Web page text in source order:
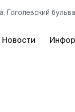
Гоголевский
Новости